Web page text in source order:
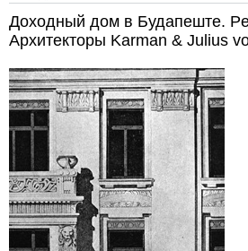
Доходный дом в Будапеште.
Архитекторы Karman & Julius